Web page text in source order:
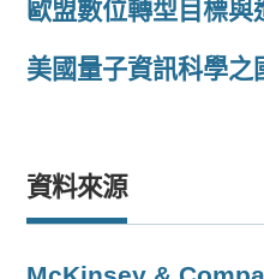
歐盟數位轉型目標與
美國量子資訊科學之
資料來源